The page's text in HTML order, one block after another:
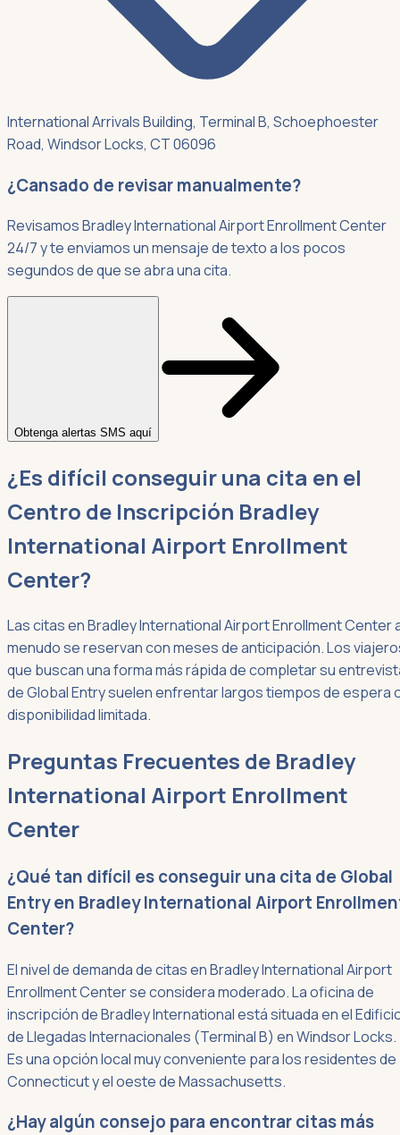
International Arrivals Building, Terminal B, Schoephoester
Road, Windsor Locks, CT 06096
¿Cansado de revisar manualmente?
Revisamos Bradley International Airport Enrollment Center
24/7 y te enviamos un mensaje de texto a los pocos
segundos de que se abra una cita.
Obtenga alertas SMS aquí
¿Es difícil conseguir una cita en el
Centro de Inscripción Bradley
International Airport Enrollment
Center?
Las citas en Bradley International Airport Enrollment Center
menudo se reservan con meses de anticipación. Los
que buscan una forma más rápida de completar su
de Global Entry suelen enfrentar largos tiempos de espera
disponibilidad limitada.
Preguntas Frecuentes de Bradley
International Airport Enrollment
Center
¿Qué tan difícil es conseguir una cita de Global
Entry en Bradley International Airport
Center?
El nivel de demanda de citas en Bradley International Airport
Enrollment Center se considera moderado. La oficina de
inscripción de Bradley International está situada en el
de Llegadas Internacionales (Terminal B) en Windsor Locks.
Es una opción local muy conveniente para los residentes de
Connecticut y el oeste de Massachusetts.
¿Hay algún consejo para encontrar citas más